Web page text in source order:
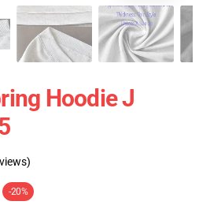
Hoodie J
-20%